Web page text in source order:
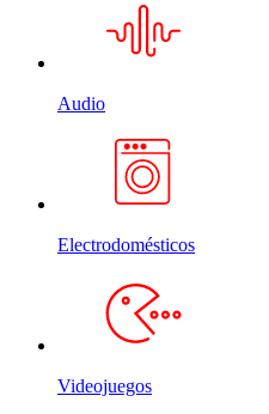
Audio
Electrodomésticos
Videojuegos